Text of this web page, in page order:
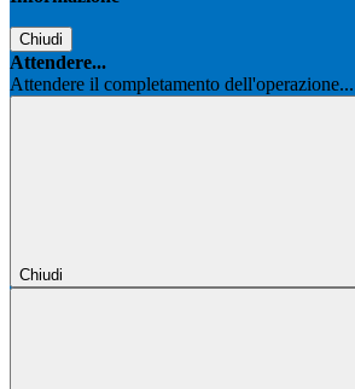
Chiudi
Attendere...
Attendere il completamento dell'operazione...
Chiudi